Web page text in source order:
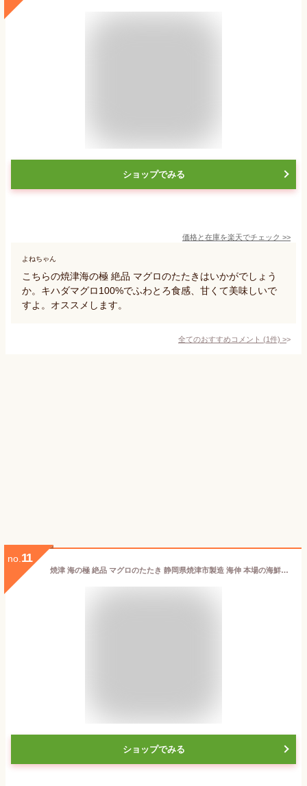
ショップでみる
価格と在庫を楽天でチェック >>
よねちゃん
こちらの焼津海の極 絶品 マグロのたたきはいかがでしょう
か。キハダマグロ100%でふわとろ食感、甘くて美味しいで
すよ。オススメします。
全てのおすすめコメント (1件) >
no. 11
焼津 海の極 絶品 マグロのたたき 静岡県焼津市製造 海伸 本場の海鮮グルメ キハダマグロ ネギトロ お刺身 海鮮丼にも 天然 新鮮 冷凍 ねぎとろ 小分け 300g〜1kg 100gパック 3パック 6パック 10パック
ショップでみる